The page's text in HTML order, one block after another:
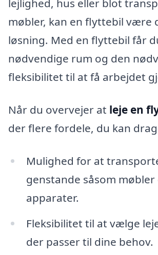
lejlighed, hus eller blot
møbler, kan en flyttebil være
løsning. Med en flyttebil får
nødvendige rum og den
fleksibilitet til at få arbejdet
Når du overvejer at leje en
der flere fordele, du kan
Mulighed for at
genstande såsom møbler
apparater.
Fleksibilitet til at vælge
der passer til dine behov.